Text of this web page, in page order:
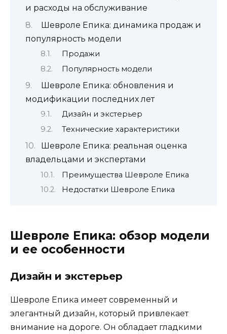
и расходы на обслуживание
Шевроле Епика: динамика продаж и
популярность модели
Продажи
Популярность модели
Шевроле Епика: обновления и
модификации последних лет
Дизайн и экстерьер
Технические характеристики
Шевроле Епика: реальная оценка
владельцами и экспертами
Преимущества Шевроле Епика
Недостатки Шевроле Епика
Шевроле Епика: обзор модели
и ее особенности
Дизайн и экстерьер
Шевроле Епика имеет современный и
элегантный дизайн, который привлекает
внимание на дороге. Он обладает гладкими